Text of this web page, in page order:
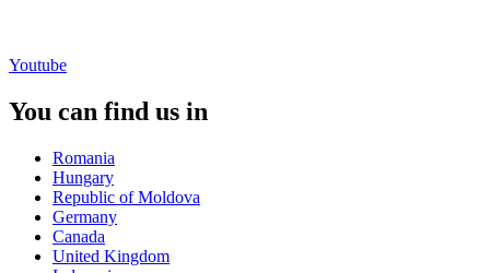
Youtube
You can find us in
Romania
Hungary
Republic of Moldova
Germany
Canada
United Kingdom